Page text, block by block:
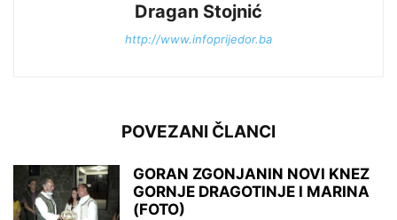
Dragan Stojnić
http://www.infoprijedor.ba
POVEZANI ČLANCI
GORAN ZGONJANIN NOVI KNEZ
GORNJE DRAGOTINJE I MARINA
(FOTO)